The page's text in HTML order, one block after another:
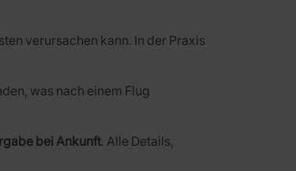
verursachen kann. In der Praxis
was nach einem Flug
bei Ankunft. Alle Details,